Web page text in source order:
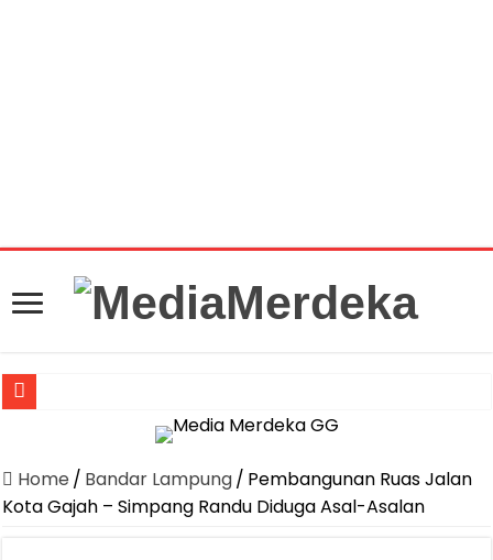
Jasa Raharja Serahkan Santunan kepada Ahli Waris Korban
Dirut Jasa Raharja Dampingi Wamenhub Tinjau Penanganan
Pastikan Pelayanan Maksimal, Direksi Jasa Raharja Tinjau Korban
Home / Bandar Lampung/ Pembangunan Ruas Jalan
Kota Gajah – Simpang Randu Diduga Asal-Asalan